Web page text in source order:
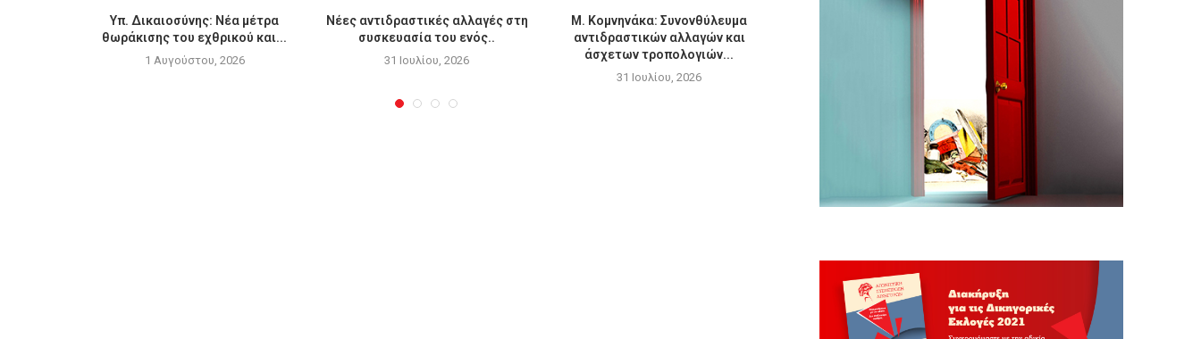
Υπ. Δικαιοσύνης: Νέα μέτρα
θωράκισης του εχθρικού και...
1 Αυγούστου, 2026
Νέες αντιδραστικές αλλαγές στη
συσκευασία του ενός..
31 Ιουλίου, 2026
Μ. Κομνηνάκα: Συνονθύλευμα
αντιδραστικών αλλαγών και
άσχετων τροπολογιών...
31 Ιουλίου, 2026